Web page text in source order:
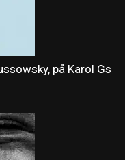
på Karol Gs